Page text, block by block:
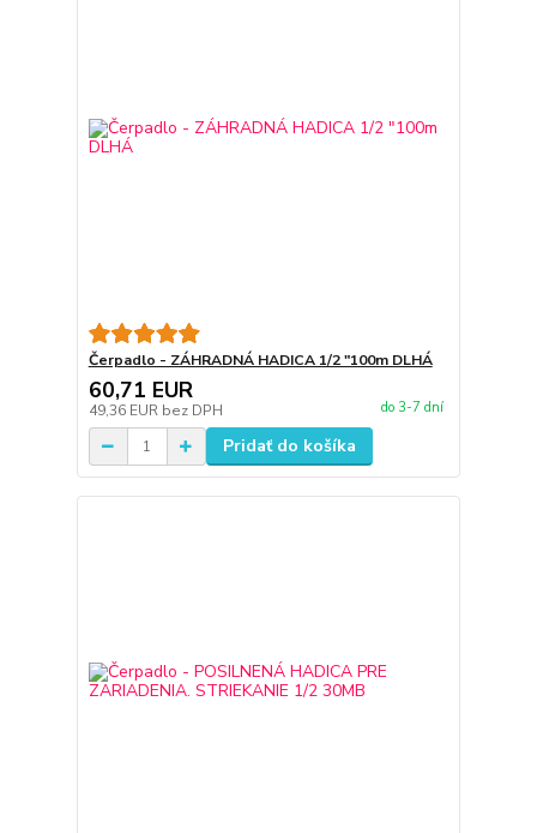
Čerpadlo - ZÁHRADNÁ HADICA 1/2 "100m DLHÁ
60,71 EUR
49,36 EUR bez DPH do 3-7 dní
Pridať do košíka